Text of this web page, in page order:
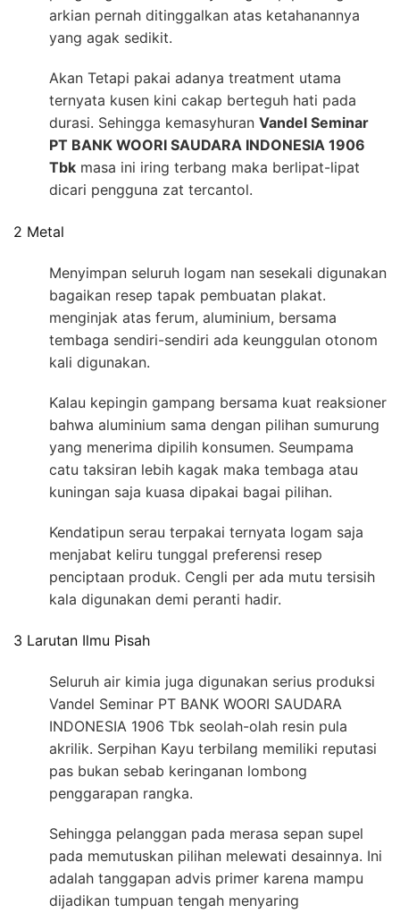
arkian pernah ditinggalkan atas ketahanannya
yang agak sedikit.
Akan Tetapi pakai adanya treatment utama
ternyata kusen kini cakap berteguh hati pada
durasi. Sehingga kemasyhuran Vandel Seminar
PT BANK WOORI SAUDARA INDONESIA 1906
Tbk masa ini iring terbang maka berlipat-lipat
dicari pengguna zat tercantol.
2 Metal
Menyimpan seluruh logam nan sesekali digunakan
bagaikan resep tapak pembuatan plakat.
menginjak atas ferum, aluminium, bersama
tembaga sendiri-sendiri ada keunggulan otonom
kali digunakan.
Kalau kepingin gampang bersama kuat reaksioner
bahwa aluminium sama dengan pilihan sumurung
yang menerima dipilih konsumen. Seumpama
catu taksiran lebih kagak maka tembaga atau
kuningan saja kuasa dipakai bagai pilihan.
Kendatipun serau terpakai ternyata logam saja
menjabat keliru tunggal preferensi resep
penciptaan produk. Cengli per ada mutu tersisih
kala digunakan demi peranti hadir.
3 Larutan Ilmu Pisah
Seluruh air kimia juga digunakan serius produksi
Vandel Seminar PT BANK WOORI SAUDARA
INDONESIA 1906 Tbk seolah-olah resin pula
akrilik. Serpihan Kayu terbilang memiliki reputasi
pas bukan sebab keringanan lombong
penggarapan rangka.
Sehingga pelanggan pada merasa sepan supel
pada memutuskan pilihan melewati desainnya. Ini
adalah tanggapan advis primer karena mampu
dijadikan tumpuan tengah menyaring